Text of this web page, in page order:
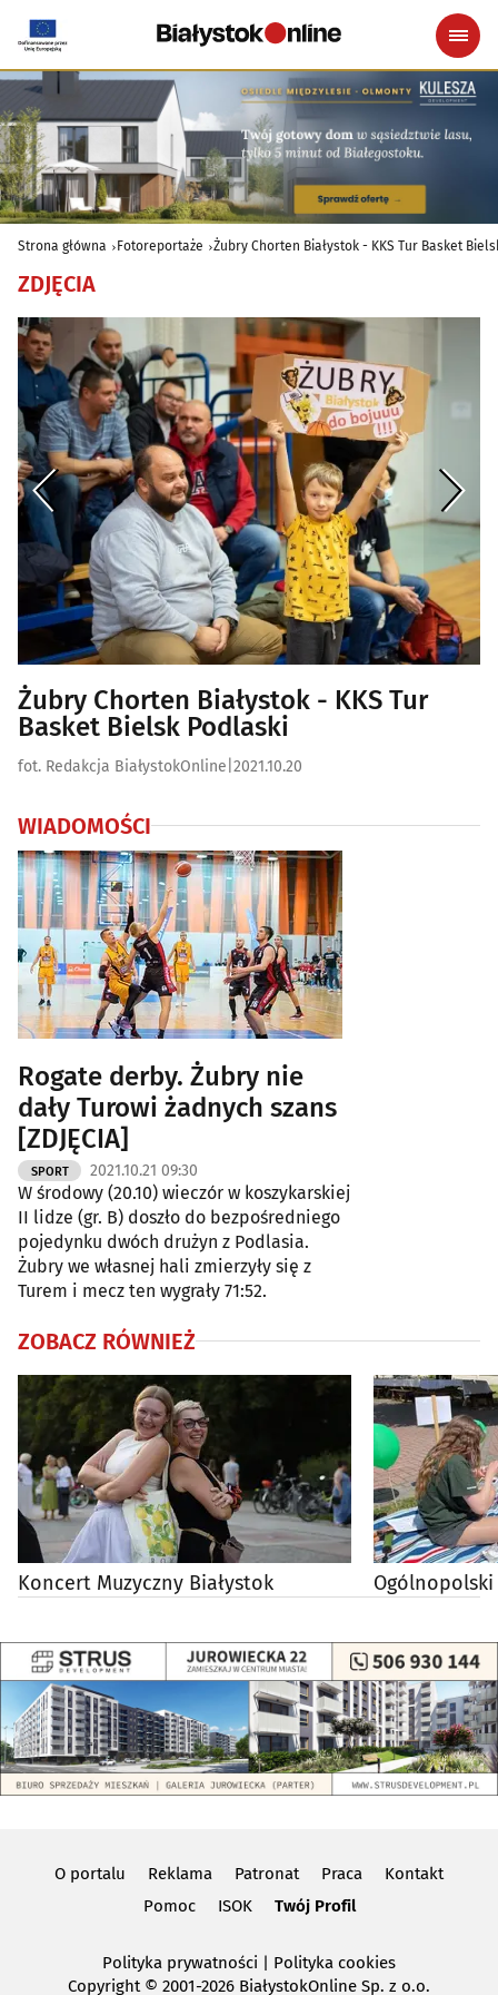
Strona główna Fotoreportaże Żubry Chorten Białystok - KKS Tur Basket
ZDJĘCIA
Żubry Chorten Białystok - KKS Tur
Basket Bielsk Podlaski
fot. Redakcja BiałystokOnline 2021.10.20
WIADOMOŚCI
Rogate derby. Żubry nie
dały Turowi żadnych szans
[ZDJĘCIA]
SPORT 2021.10.21 09:30
W środowy (20.10) wieczór w koszykarskiej
II lidze (gr. B) doszło do bezpośredniego
pojedynku dwóch drużyn z Podlasia.
Żubry we własnej hali zmierzyły się z
Turem i mecz ten wygrały 71:52.
ZOBACZ RÓWNIEŻ
Koncert Muzyczny Białystok
O portalu Reklama Patronat Praca
Kontakt
Pomoc
ISOK Twój Profil
Polityka prywatności
Polityka cookies
Copyright© 2001-2026 BiałystokOnline Sp. z o.o.